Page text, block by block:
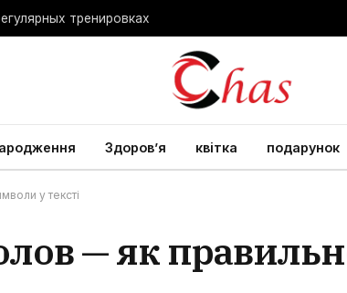
тренировках
Здоров’я квітка подарунок
у тексті
— як